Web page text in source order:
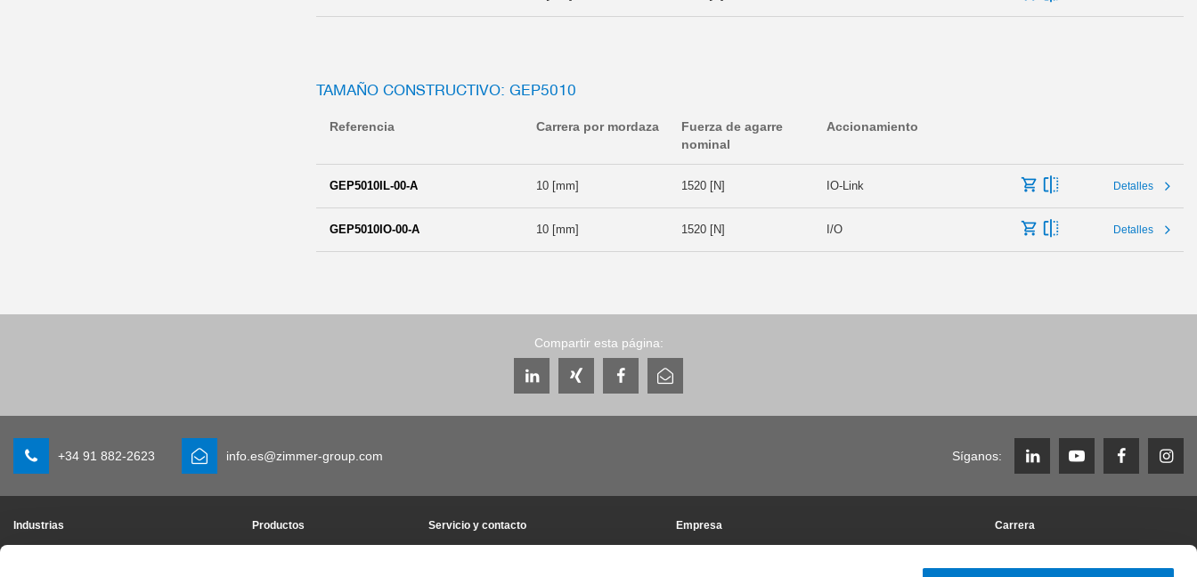
TAMAÑO CONSTRUCTIVO: GEP5010
Referencia Carrera por mordaza
Fuerza de agarre
nominal
Accionamiento
GEP5010IL-00-A 10 [mm] 1520 [N] IO-Link Detalles
GEP5010IO-00-A 10 [mm] 1520 [N] I/O Detalles
Compartir esta página:
+34 91 882-2623 info.es@zimmer-group.com Síganos:
Industrias
Movilidad
Productos
Novedades
Servicio y contacto
Personas de contacto a escala mundial
Empresa
THE KNOW-HOW FACTORY
Carrera
Trabajar en Zimmer Group
Ofertas de trabajo